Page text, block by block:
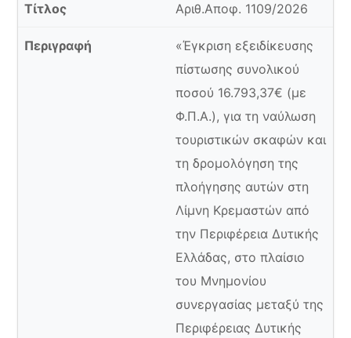
Αριθ.Αποφ. 1109/2026
«Έγκριση εξειδίκευσης
πίστωσης συνολικού
ποσού 16.793,37€ (με
Φ.Π.Α.), για τη ναύλωση
τουριστικών σκαφών και
τη δρομολόγηση της
πλοήγησης αυτών στη
Λίμνη Κρεμαστών από
την Περιφέρεια Δυτικής
Ελλάδας, στο πλαίσιο
του Μνημονίου
συνεργασίας μεταξύ της
Περιφέρειας Δυτικής